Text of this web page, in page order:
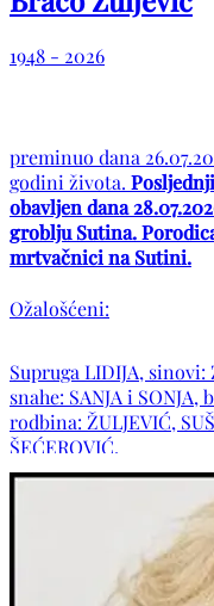
1948 - 2026
preminuo dana
godini života.
obavljen dana
groblju Sutina.
mrtvačnici na Sutini.
Ožalošćeni:
Supruga LIDIJA, sinovi:
snahe: SANJA i
rodbina: ŽULJEVIĆ,
ŠEĆEROVIĆ.